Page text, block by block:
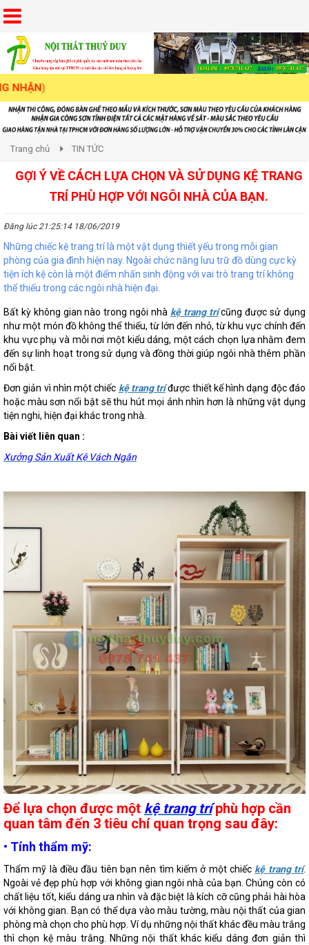
Trang chủ TIN TỨC
GỢI Ý VỀ CÁCH LỰA CHỌN VÀ SỬ DỤNG KỆ TRANG
TRÍ PHÙ HỢP VỚI NGÔI NHÀ CỦA BẠN.
Đăng lúc 21:25:14 18/06/2019
Những chiếc kệ trang trí là một vật dụng thiết yếu trong mỗi gian
phòng của gia đình hiện nay. Ngoài chức năng lưu trữ đồ dùng cực kỳ
tiện ích kệ còn là một điểm nhấn sinh động với vai trò trang trí không
thể thiếu trong các ngôi nhà hiện đại.
Bất kỳ không gian nào trong ngôi nhà kệ trang trícũng được sử dụng
như một món đồ không thể thiếu, từ lớn đến nhỏ, từ khu vực chính đến
khu vực phụ và mỗi nơi một kiểu dáng, một cách chọn lựa nhằm đem
đến sự linh hoạt trong sử dụng và đồng thời giúp ngôi nhà thêm phần
nổi bật.
Đơn giản vì nhìn một chiếc kệ trang tríđược thiết kế hình dạng độc đáo
hoặc màu sơn nổi bật sẽ thu hút mọi ánh nhìn hơn là những vật dụng
tiện nghi, hiện đại khác trong nhà.
Bài viết liên quan :
Xưởng Sản Xuất Kệ Vách Ngăn
Để lựa chọn được một kệ trang tríphù hợp cần
quan tâm đến 3 tiêu chí quan trọng sau đây:
• Tính thẩm mỹ:
Thẩm mỹ là điều đầu tiên bạn nên tìm kiếm ở một chiếc kệ trang trí.
Ngoài vẻ đẹp phù hợp với không gian ngôi nhà của bạn. Chúng còn có
chất liệu tốt, kiểu dáng ưa nhìn và đặc biệt là kích cỡ cũng phải hài hòa
với không gian. Bạn có thể dựa vào màu tường, màu nội thất của gian
phòng mà chọn cho phù hợp. Ví dụ những nội thất khác đều màu trắng
thì chọn kệ màu trắng. Những nội thất khác kiểu dáng đơn giản thì